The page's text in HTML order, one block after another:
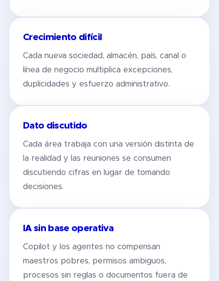
Crecimiento difícil
Cada nueva sociedad, almacén, país, canal o
línea de negocio multiplica excepciones,
duplicidades y esfuerzo administrativo.
Dato discutido
Cada área trabaja con una versión distinta de
la realidad y las reuniones se consumen
discutiendo cifras en lugar de tomando
decisiones.
IA sin base operativa
Copilot y los agentes no compensan
maestros pobres, permisos ambiguos,
procesos sin reglas o documentos fuera de